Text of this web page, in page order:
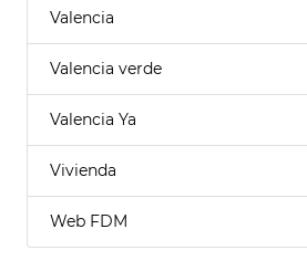
Valencia
Valencia verde
Valencia Ya
Vivienda
Web FDM